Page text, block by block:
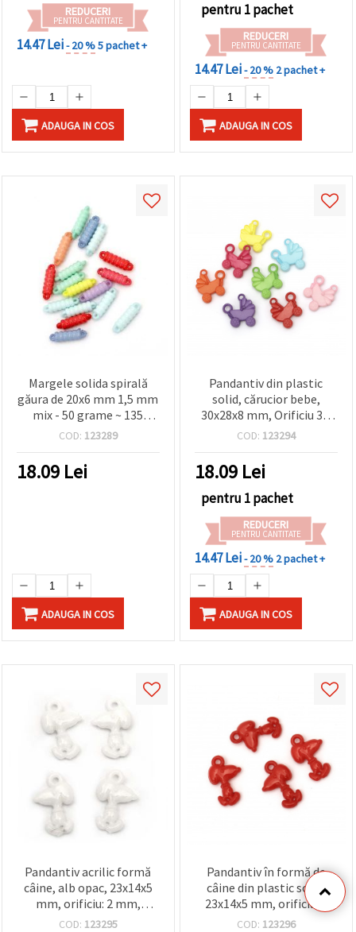
REDUCERI
PENTRU CANTITATE
14.47 Lei- 20 %5 pachet +
ADAUGA IN COS
pentru 1 pachet
REDUCERI
PENTRU CANTITATE
14.47 Lei- 20 % 2 pachet +
ADAUGA IN COS
Margele solida spirală
găura de 20x6 mm 1,5 mm
mix - 50 grame ~ 135
bucăți
COD: 123289
18.09 Lei
ADAUGA IN COS
Pandantiv din plastic
solid, cărucior bebe,
30x28x8 mm, Orificiu 3.5
mm, Culori MIX - 50
bijuterii handmade
COD: 123294
18.09 Lei
pentru 1 pachet
REDUCERI
PENTRU CANTITATE
14.47 Lei- 20 % 2 pachet +
ADAUGA IN COS
Pandantiv acrilic formă
câine, alb opac, 23x14x5
mm, orificiu: 2 mm,
pentru confecționare
COD: 123295
Pandantiv în formă de
câine din plastic solid,
23x14x5 mm, orificiu: 2
mm, roșu - 50 g (~110
COD: 123296